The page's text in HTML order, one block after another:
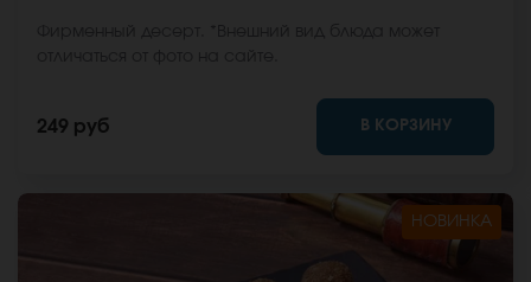
249 руб В КОРЗИНУ
НОВИНКА